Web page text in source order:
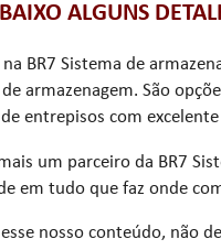
ALGUNS
BR7 Sistema de
armazenagem. São
entrepisos com
um parceiro da BR7
em tudo que faz onde
nosso conteúdo, não